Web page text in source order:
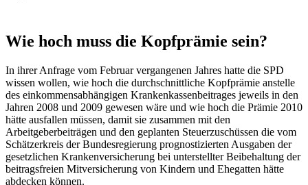
Wie hoch muss die Kopfprämie sein?
In ihrer Anfrage vom Februar vergangenen Jahres hatte die SPD
wissen wollen, wie hoch die durchschnittliche Kopfprämie anstelle
des einkommensabhängigen Krankenkassenbeitrages jeweils in den
Jahren 2008 und 2009 gewesen wäre und wie hoch die Prämie 2010
hätte ausfallen müssen, damit sie zusammen mit den
Arbeitgeberbeiträgen und den geplanten Steuerzuschüssen die vom
Schätzerkreis der Bundesregierung prognostizierten Ausgaben der
gesetzlichen Krankenversicherung bei unterstellter Beibehaltung der
beitragsfreien Mitversicherung von Kindern und Ehegatten hätte
abdecken können.